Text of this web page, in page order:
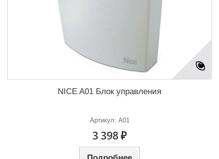
NICE A01 Блок управления
Артикул: A01
3 398 ₽